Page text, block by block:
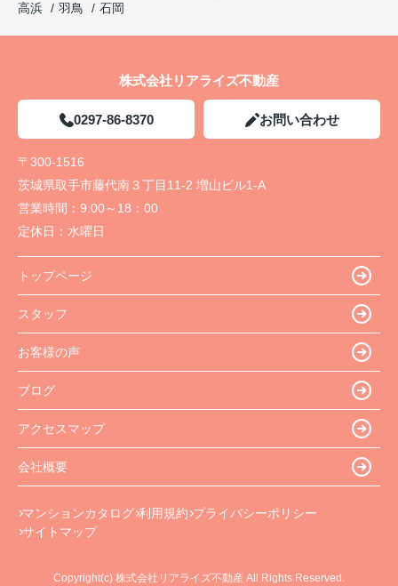
高浜
羽鳥 石岡
株式会社リアライズ不動産
0297-86-8370 お問い合わせ
〒300-1516
茨城県取手市藤代南３丁目11-2 増山ビル1-A
営業時間： 9:00～18：00
定休日： 水曜日
トップページ
スタッフ
お客様の声
ブログ
アクセスマップ
会社概要
マンションカタログ 利用規約 プライバシーポリシー
サイトマップ
Copyright(c) 株式会社リアライズ不動産 All Rights Reserved.